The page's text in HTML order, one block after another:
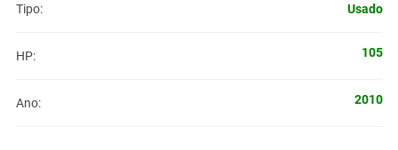
Tipo: Usado
HP: 105
Ano: 2010